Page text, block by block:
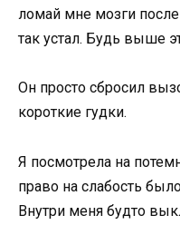
ломай мне мозги
так устал. Будь выше
Он просто сбросил
короткие гудки.
Я посмотрела на
право на слабость
Внутри меня будто